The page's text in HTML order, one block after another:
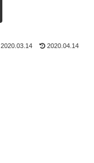
2020.03.14 2020.04.14